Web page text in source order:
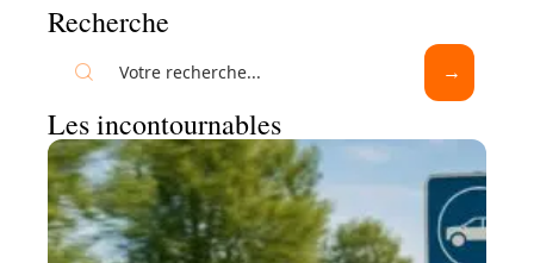
Recherche
Les incontournables